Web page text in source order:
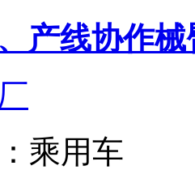
产线协作械
乘用车